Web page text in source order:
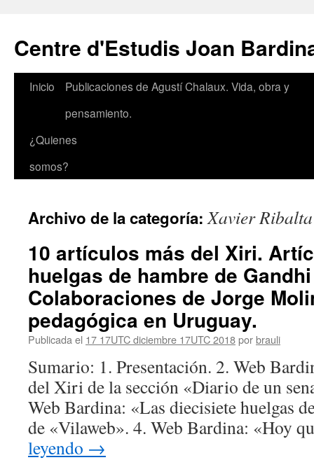
contenido
Centre d'Estudis Joan
Inicio
Publicaciones de Agustí Chalaux. Vida, obra y
pensamiento.
¿Quienes
somos?
Archivo de la categoría:Xavier Ribalta
10 artículos más del Xiri.
huelgas de hambre de
Colaboraciones de Jorge
pedagógica en Uruguay.
Publicada el 17 17UTC diciembre 17UTC 2018porbrauli
Sumario: 1. Presentación. 2. Web
del Xiri de la sección «Diario de un
Web Bardina: «Las diecisiete huelgas
de «Vilaweb». 4. Web Bardina: «Hoy
leyendo →